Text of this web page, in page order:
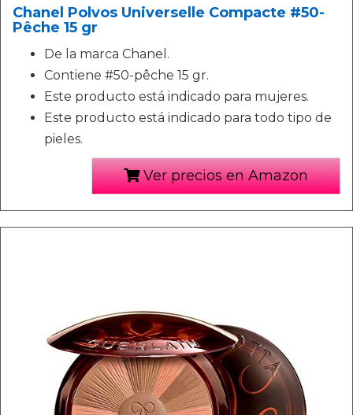
Chanel Polvos Universelle Compacte #50-
Pêche 15 gr
De la marca Chanel.
Contiene #50-pêche 15 gr.
Este producto está indicado para mujeres.
Este producto está indicado para todo tipo de
pieles.
Ver precios en Amazon